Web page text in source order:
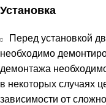
Установка
Перед установкой
необходимо
демонтажа
в некоторых случаях
зависимости от